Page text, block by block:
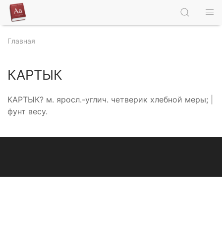
Главная
КАРТЫК
КАРТЫК? м. яросл.-углич. четверик хлебной меры; |
фунт весу.